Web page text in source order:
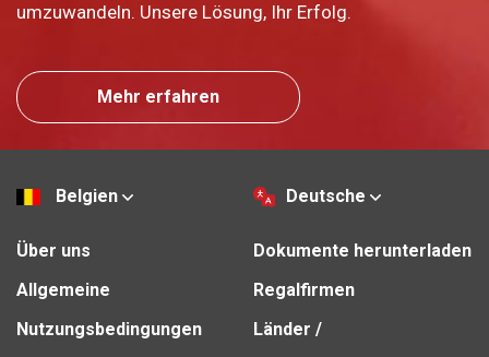
umzuwandeln. Unsere Lösung, Ihr Erfolg.
Mehr erfahren
Belgien Deutsche
Über uns
Allgemeine
Nutzungsbedingungen
Dokumente herunterladen
Regalfirmen
Länder /